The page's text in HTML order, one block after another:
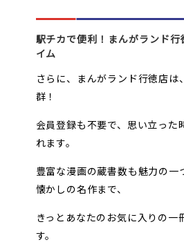
駅チカで便利！まんがランド行
イム
さらに、まんがランド行徳店は
群！
会員登録も不要で、思い立った
れます。
豊富な漫画の蔵書数も魅力の一
懐かしの名作まで、
きっとあなたのお気に入りの一
す。